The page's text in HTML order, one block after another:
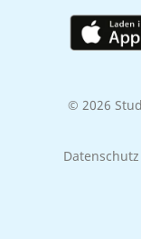
© 2026
Datenschutz